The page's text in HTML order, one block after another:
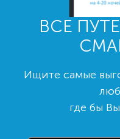
ВСЕ
Ищите самые
где бы